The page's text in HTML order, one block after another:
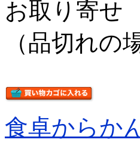
お取り寄せ
（品切れの
食卓からか